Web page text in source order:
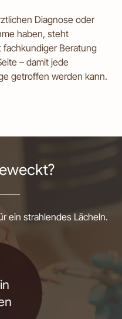
Diagnose oder
haben, steht
fachkundiger Beratung
– damit jede
getroffen werden kann.
ein strahlendes Lächeln.